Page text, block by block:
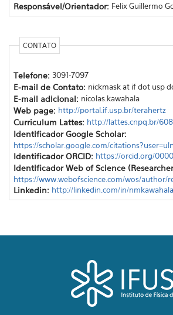
Responsável/Orientador: Felix Guillermo
CONTATO
Telefone: 3091-7097
E-mail de Contato: nickmask at if dot usp
E-mail adicional: nicolas.kawahala
Web page: http://portal.if.usp.br/terahertz
Curriculum Lattes: http://lattes.cnpq.br/
Identificador Google Scholar:
https://scholar.google.com/
Identificador ORCID: https://orcid.org/
Identificador Web of Science
https://www.webofscience.com/wos/author/
Linkedin: http://linkedin.com/in/